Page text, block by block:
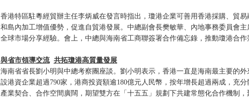
香港特區駐粵經貿辦主任李炳威在發言時指出，瓊港企業可善用香港採購、貿
和島內加工增值優勢，促進自貿港發展。中總副會長樊敏華、內地事務委員會
全球市場分享經驗。會上，中總與海南省工商聯簽署合作備忘錄，推動瓊港合作
與省市領導交流 共拓瓊港高質量發展
海南省省長劉小明與中總考察團座談。劉小明表示，香港一直是海南最主要的
設港資企業超過790家，港商投資額逾180億元人民幣，按年增長超過兩成，充
產業契合、合作空間廣闊，期望雙方在「十五五」規劃下共建常態化合作機制